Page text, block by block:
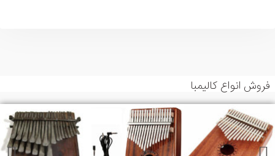
فروش انواع کالیمبا